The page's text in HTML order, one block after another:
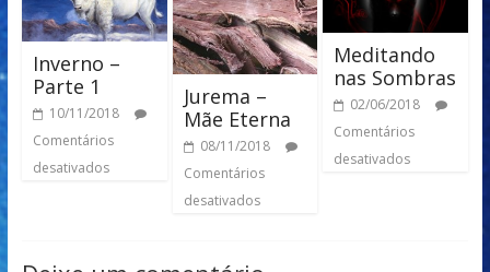
Inverno –
Parte 1
10/11/2018
Comentários
desativados
Jurema –
Mãe Eterna
08/11/2018
Comentários
desativados
Meditando
nas Sombras
02/06/2018
Comentários
desativados